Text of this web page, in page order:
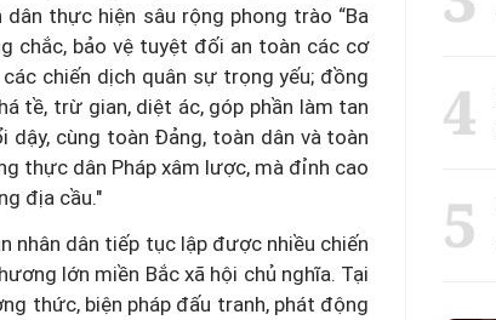
thực hiện sâu rộng phong trào “Ba
chắc, bảo vệ tuyệt đối an toàn các cơ
chiến dịch quân sự trọng yếu; đồng
tề, trừ gian, diệt ác, góp phần làm tan
dậy, cùng toàn Đảng, toàn dân và toàn
thực dân Pháp xâm lược, mà đỉnh cao
địa cầu."
nhân dân tiếp tục lập được nhiều chiến
lớn miền Bắc xã hội chủ nghĩa. Tại
thức, biện pháp đấu tranh, phát động